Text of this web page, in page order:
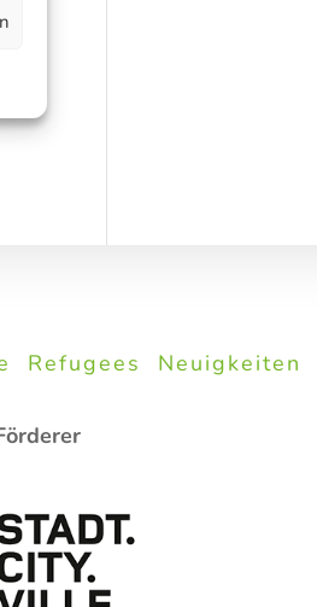
Refugees Neuigkeiten